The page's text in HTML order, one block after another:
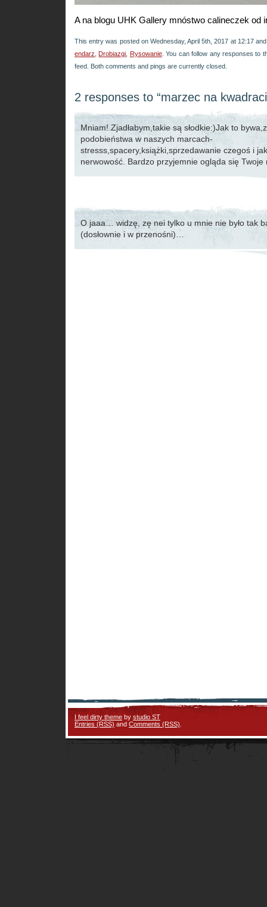
A na blogu UHK Gallery mnóstwo calineczek od
This entry was posted on Wednesday, April 5th, 2017 at 12:17
endarz
Drobiazgi Rysowanie. You can follow any responses to
feed. Both comments and pings are currently closed.
2 responses to “marzec na
Mniam! Zjadłabym,takie są słodkie:)Jak to
podobieństwa w naszych marcach-
stresss,spacery,książki,sprzedawanie czegoś i
nerwowość. Bardzo przyjemnie ogląda się Twoje
O jaaa… widzę, zę nei tylko u mnie nie było tak
(dosłownie i w przenośni)…
I feel dirty theme by studio ST
Entries (RSS) and Comments (RSS)